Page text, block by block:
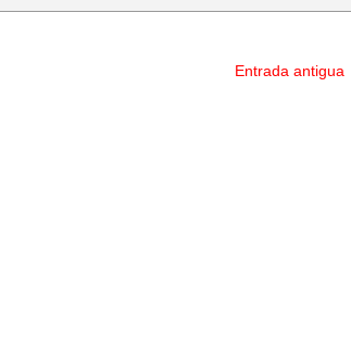
Entrada antigua